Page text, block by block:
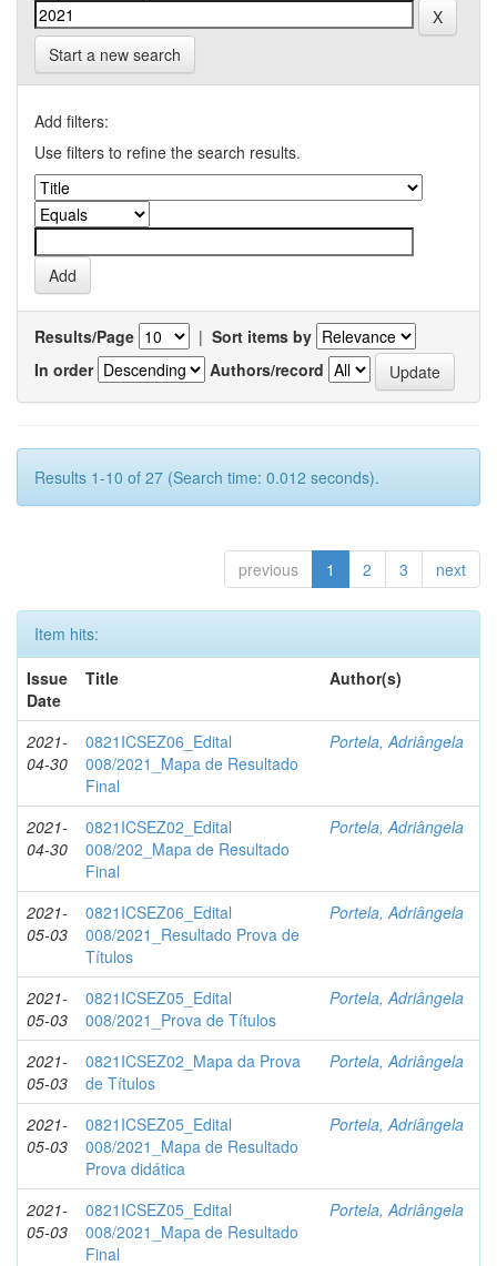
Start a new search
Add filters:
Use filters to refine the search results.
Results/Page | Sort items by
In order
Authors/record
Results 1-10 of 27 (Search time: 0.012 seconds).
previous 1 2 3 next
Item hits:
Issue
Date
Title Author(s)
2021-
04-30
0821ICSEZ06_Edital
008/2021_Mapa de Resultado
Final
Portela, Adriângela
2021-
04-30
0821ICSEZ02_Edital
008/202_Mapa de Resultado
Final
Portela, Adriângela
2021-
05-03
0821ICSEZ06_Edital
008/2021_Resultado Prova de
Títulos
Portela, Adriângela
2021-
05-03
0821ICSEZ05_Edital
008/2021_Prova de Títulos
Portela, Adriângela
2021-
05-03
0821ICSEZ02_Mapa da Prova
de Títulos
Portela, Adriângela
2021-
05-03
0821ICSEZ05_Edital
008/2021_Mapa de Resultado
Prova didática
Portela, Adriângela
2021-
05-03
0821ICSEZ05_Edital
008/2021_Mapa de Resultado
Final
Portela, Adriângela